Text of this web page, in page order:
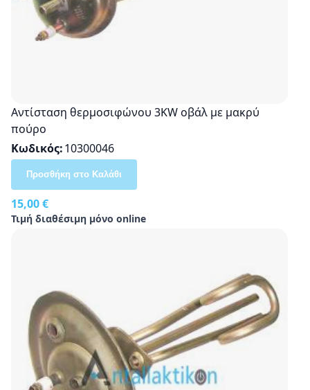
Αντίσταση θερμοσιφώνου 3KW οβάλ με μακρύ
πούρο
Κωδικός 10300046
15,00 €
Τιμή διαθέσιμη μόνο online
Προσθήκη στο Καλάθι